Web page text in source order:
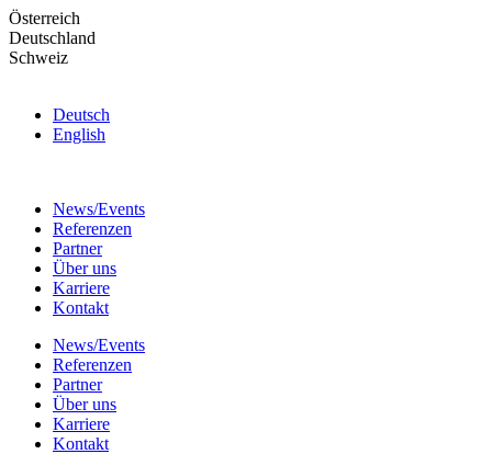
Skip
to
the
Österreich
Deutschland
Schweiz
Deutsch
English
News/Events
Referenzen
Partner
Über uns
Karriere
Kontakt
News/Events
Referenzen
Partner
Über uns
Karriere
Kontakt